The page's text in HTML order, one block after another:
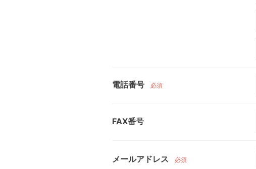
電話番号 必須
FAX番号
メールアドレス 必須